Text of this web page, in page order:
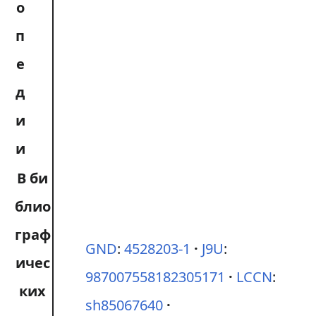
о
п
е
д
и
и
В би
блио
граф
ичес
ких
GND: 4528203-1 J9U:
987007558182305171
LCCN:
sh85067640